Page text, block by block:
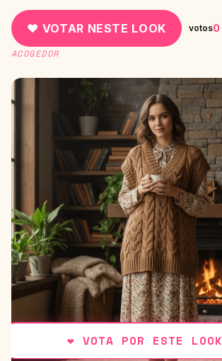
♥ VOTAR NESTE LOOK votos0
ACOGEDOR
❤ VOTA POR ESTE LOOK